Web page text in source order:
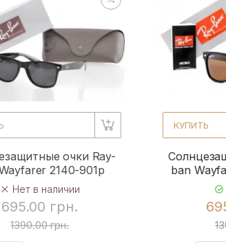
очки Ray-
2140-901p
Нет в наличии
695.00 грн.
1390.00 грн.
КУПИТЬ
ban